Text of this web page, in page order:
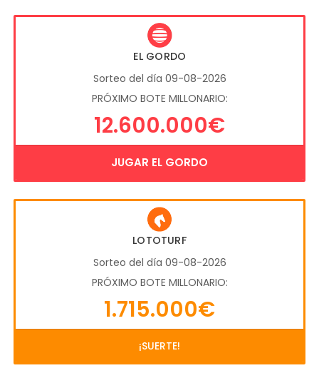
EL GORDO
Sorteo del día 09-08-2026
PRÓXIMO BOTE MILLONARIO:
12.600.000€
JUGAR EL GORDO
LOTOTURF
Sorteo del día 09-08-2026
PRÓXIMO BOTE MILLONARIO:
1.715.000€
¡SUERTE!